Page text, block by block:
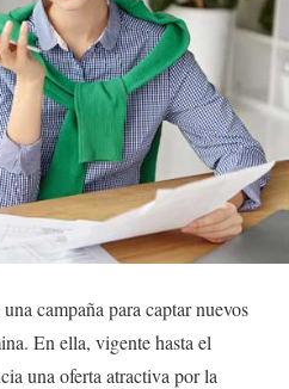
campaña para captar nuevos
En ella, vigente hasta el
una oferta atractiva por la